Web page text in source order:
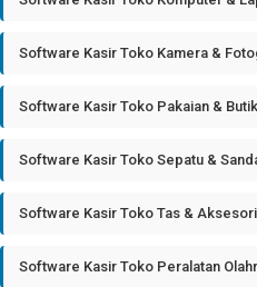
Software Kasir Toko Kamera &
Software Kasir Toko Pakaian & Butik
Software Kasir Toko Sepatu &
Software Kasir Toko Tas &
Software Kasir Toko Peralatan